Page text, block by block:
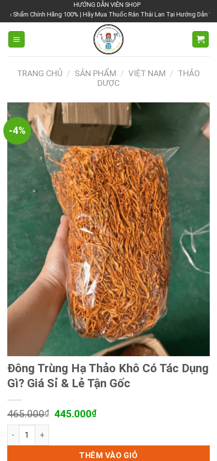
đến
nội
dung
HƯỚNG DẪN VIÊN SHOP
Hãng 100% | Hãy Mua Thuốc Rắn Thái Lan Tại Hướng Dẫn Viên Shop | Với
TRANG CHỦ / SẢN PHẨM / VIỆT NAM / THẢO
DƯỢC
-4%
Đông Trùng Hạ Thảo Khô Có Tác Dụng
Gì? Giá Sỉ & Lẻ Tận Gốc
465.000₫ Giá
465.000₫.
445.000₫Giá
là:
445.000₫.
Đông Trùng Hạ Thảo Khô Có Tác Dụng Gì? Giá Sỉ & Lẻ
THÊM VÀO GIỎ